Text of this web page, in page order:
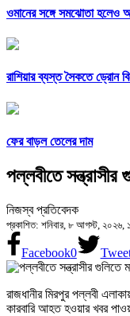
ওমানের সঙ্গে সমঝোতা হলেও
রাশিয়ার ব্যস্ত সৈকতে ড্রোন
ফের বাড়ল তেলের দাম
পল্লবীতে
নিজস্ব প্রতিবেদক
প্রকাশিত: শনিবার, ৮ আগস্ট, ২০২৬,
Facebook0
রাজধানীর মিরপুর পল্লবী
কারবারি আহত হওয়ার খবর